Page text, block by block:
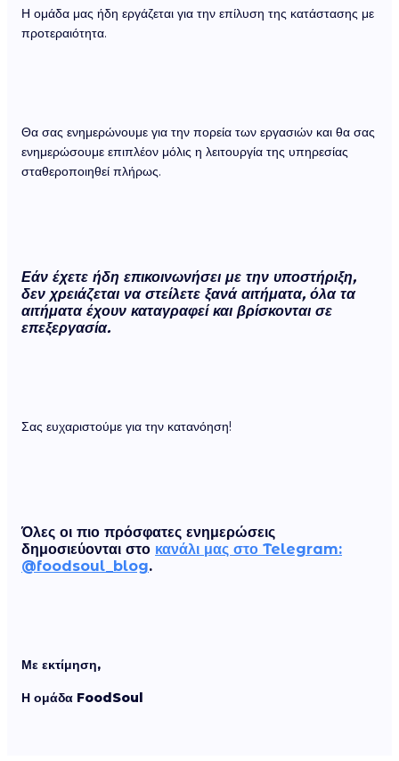
Η ομάδα μας ήδη εργάζεται για την επίλυση της κατάστασης με
προτεραιότητα.
Θα σας ενημερώνουμε για την πορεία των εργασιών και θα σας
ενημερώσουμε επιπλέον μόλις η λειτουργία της υπηρεσίας
σταθεροποιηθεί πλήρως.
Εάν έχετε ήδη επικοινωνήσει με την υποστήριξη,
δεν χρειάζεται να στείλετε ξανά αιτήματα, όλα τα
αιτήματα έχουν καταγραφεί και βρίσκονται σε
επεξεργασία.
Σας ευχαριστούμε για την κατανόηση!
Όλες οι πιο πρόσφατες ενημερώσεις
δημοσιεύονται στο κανάλι μας στο Telegram:
@foodsoul_blog.
Με εκτίμηση,
Η ομάδα FoodSoul